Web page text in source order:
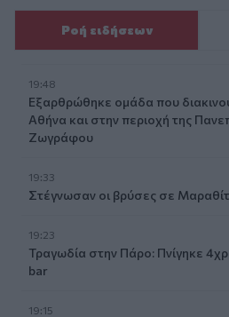
Ροή ειδήσεων
19:48
Εξαρθρώθηκε ομάδα που
Αθήνα και στην περιοχή της
Ζωγράφου
19:33
Στέγνωσαν οι βρύσες σε
19:23
Τραγωδία στην Πάρο: Πνίγηκε
bar
19:15